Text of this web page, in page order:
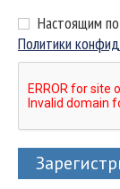
Настоящим
Политики